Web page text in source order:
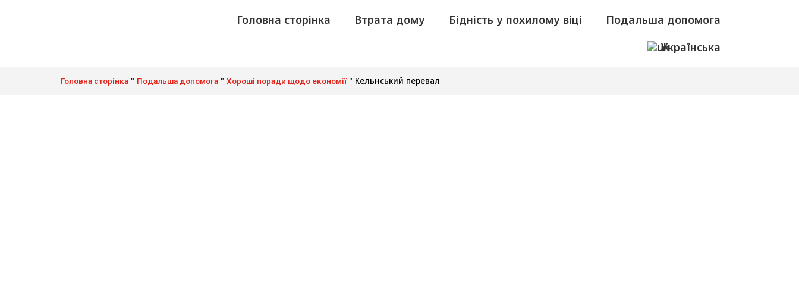
Головна сторінка Втрата дому Бідність у похилому віці
Подальша допомога
Українська
Головна сторінка " Подальша допомога " Хороші поради щодо економії" Кельнський перевал